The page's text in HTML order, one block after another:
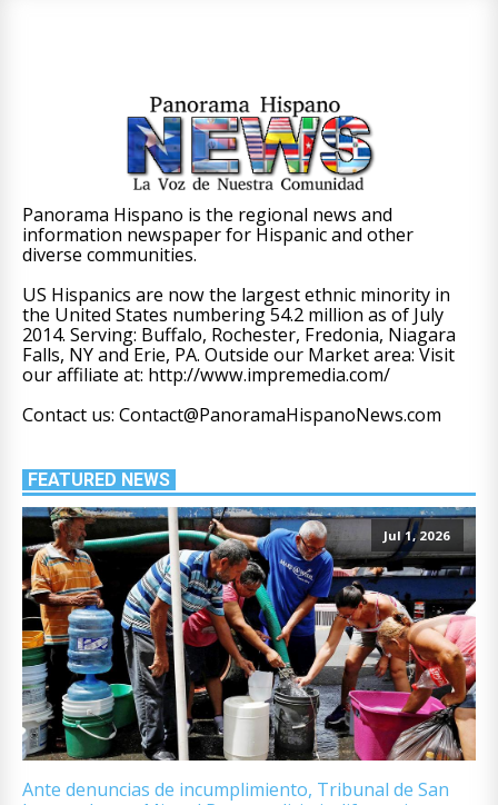
Panorama Hispano is the regional news and
information newspaper for Hispanic and other
diverse communities.
US Hispanics are now the largest ethnic minority in
the United States numbering 54.2 million as of July
2014. Serving: Buffalo, Rochester, Fredonia, Niagara
Falls, NY and Erie, PA. Outside our Market area: Visit
our affiliate at: http://www.impremedia.com/
Contact us: Contact@PanoramaHispanoNews.com
FEATURED NEWS
Jul 1, 2026
Ante denuncias de incumplimiento, Tribunal de San